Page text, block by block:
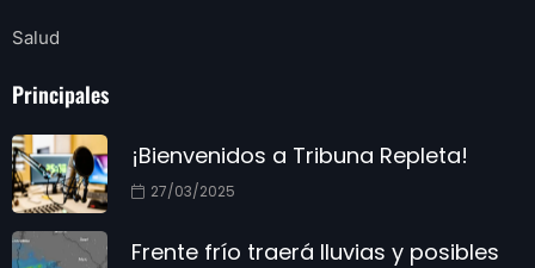
Salud
Principales
¡Bienvenidos a Tribuna Repleta!
27/03/2025
Frente frío traerá lluvias y posibles